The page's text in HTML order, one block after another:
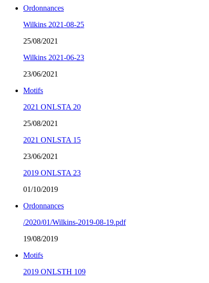
Ordonnances
Wilkins 2021-08-25
25/08/2021
Wilkins 2021-06-23
23/06/2021
Motifs
2021 ONLSTA 20
25/08/2021
2021 ONLSTA 15
23/06/2021
2019 ONLSTA 23
01/10/2019
Ordonnances
/2020/01/Wilkins-2019-08-19.pdf
19/08/2019
Motifs
2019 ONLSTH 109